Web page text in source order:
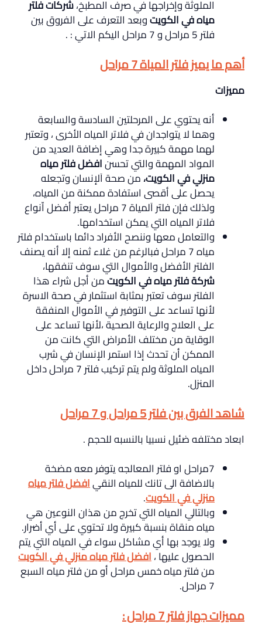
الملوثة وإخراجها في صرف المطبخ،شركات فلتر
مياه في الكويتوبعد التعرف على الفروق بين
فلتر 5 مراحل و 7 مراحل اليكم الاتي : .
أهم ما يميز فلتر المياة 7 مراحل
مميزات
أنه يحتوي على المرحلتين السادسة والسابعة
وهما لا يتواجدان في فلاتر المياه الأخرى ، وتعتبر
لهما مهمة كبيرة جدا وهي إضافة العديد من
المواد المهمة والتي تحسنافضل فلتر مياه
منزلي في الكويت،من صحة اَلإنسان وتجعله
يحصل على أقصى استفادة ممكنة من المياه،
ولذلك فإن فلتر اَلمياة 7 مراحل يعتبر أفضل اّنواع
فلاتر المياه التي يمكن استخدامها.
والتعامل معها وننصح الأفراد دائما باستخدام فلتر
مياه 7 مراحل فبالرغم من غلاء ثمنه إلا أنه يصنف
الفلتر الأفضل والأموال التي سوف تنفقها،
شركة فلتر مياه في الكويتمن أجل شراء هذا
الفلتر سوف تعتبر بمثابة استثمار في صحة الاسرة
لأنها تساعد على التوفير في الأموال المنفقة
على العلاج والرعاية الصحية ،لأنها تساعد على
الوقاية من مختلف الأمراض التي كانت من
الممكن أن تحدث إذا استمر الإنسان في شرب
المياه الملوثة ولم يتم تركيب فلتر 7 مراحل داخل
المنزل.
شاهد الفرق بين فلتر 5 مراحل و 7 مراحل
ابعاد مختلفه ضئيل نسبيا بالنسبه للحجم .
7مراحل او فلتر المعالجه يتوفر معه مضخة
بالاضافة الى تانك للمياه النقيافضل فلتر مياه
منزلي في الكويت.
وبالتالي المياه التي تخرج من هذان النوعين هي
مياه منقاة بنسبة كبيرة ولا تحتوي على أي أضرار.
ولا يوجد بها أي مشاكل سواء في المياه التي يتم
الحصول عليها ،افضل فلتر مياه منزلي في الكويت
من فلتر مياه خمس مراحل أو من فلتر مياه السبع
7 مراحل.
مميزات جهاز فلتر 7 مراحل :